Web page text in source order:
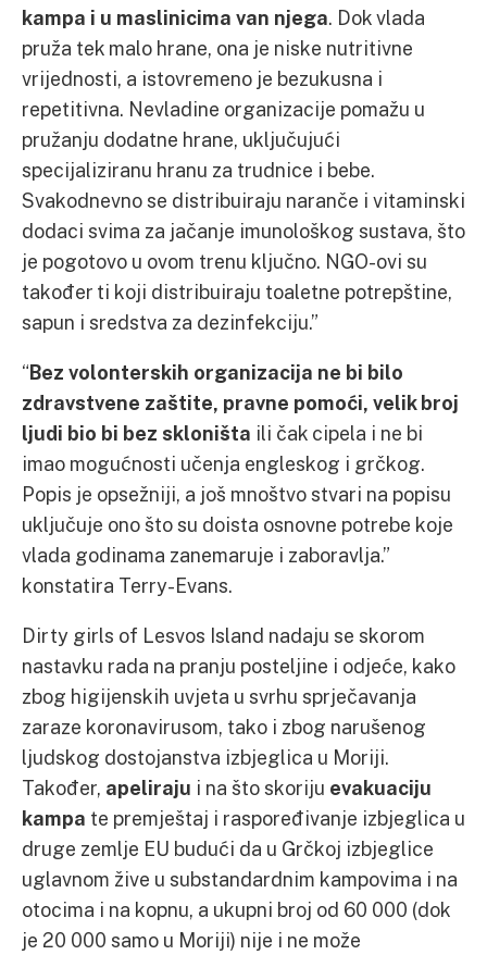
kampa i u maslinicima van njega. Dok vlada
pruža tek malo hrane, ona je niske nutritivne
vrijednosti, a istovremeno je bezukusna i
repetitivna. Nevladine organizacije pomažu u
pružanju dodatne hrane, uključujući
specijaliziranu hranu za trudnice i bebe.
Svakodnevno se distribuiraju naranče i vitaminski
dodaci svima za jačanje imunološkog sustava, što
je pogotovo u ovom trenu ključno. NGO-ovi su
također ti koji distribuiraju toaletne potrepštine,
sapun i sredstva za dezinfekciju.”
“Bez volonterskih organizacija ne bi bilo
zdravstvene zaštite, pravne pomoći, velik broj
ljudi bio bi bez skloništa ili čak cipela i ne bi
imao mogućnosti učenja engleskog i grčkog.
Popis je opsežniji, a još mnoštvo stvari na popisu
uključuje ono što su doista osnovne potrebe koje
vlada godinama zanemaruje i zaboravlja.”
konstatira Terry-Evans.
Dirty girls of Lesvos Island nadaju se skorom
nastavku rada na pranju posteljine i odjeće, kako
zbog higijenskih uvjeta u svrhu sprječavanja
zaraze koronavirusom, tako i zbog narušenog
ljudskog dostojanstva izbjeglica u Moriji.
Također, apeliraju i na što skoriju evakuaciju
kampa te premještaj i raspoređivanje izbjeglica u
druge zemlje EU budući da u Grčkoj izbjeglice
uglavnom žive u substandardnim kampovima i na
otocima i na kopnu, a ukupni broj od 60 000 (dok
je 20 000 samo u Moriji) nije i ne može